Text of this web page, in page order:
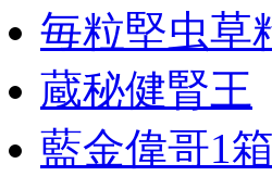
毎粒堅虫草
蔵秘健腎王
藍金偉哥1